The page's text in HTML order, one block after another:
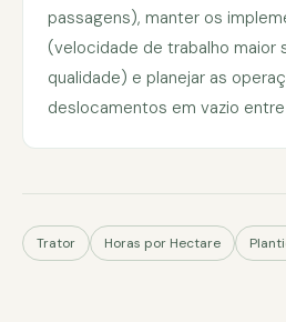
passagens), manter os
(velocidade de trabalho maior
qualidade) e planejar as
deslocamentos em vazio
Trator Horas por Hectare